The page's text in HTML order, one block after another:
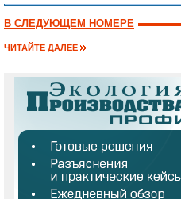
В СЛЕДУЮЩЕМ НОМЕРЕ
ЧИТАЙТЕ ДАЛЕЕ